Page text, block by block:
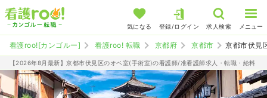
気になる 登録/ログイン 求人検索 メニュー
看護roo![カンゴルー] 看護roo! 転職 京都府 京都市 京都市伏見
【2026年8月最新】京都市伏見区のオペ室(手術室)の看護師/准看護師求人・転職・給料